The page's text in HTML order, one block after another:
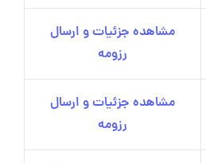
مشاهده جزئیات و ارسال
رزومه
مشاهده جزئیات و ارسال
رزومه